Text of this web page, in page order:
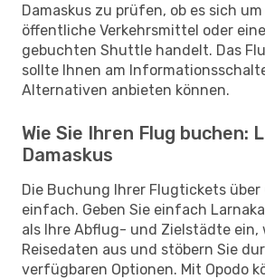
Damaskus zu prüfen, ob es sich um
öffentliche Verkehrsmittel oder
gebuchten Shuttle handelt. Das
sollte Ihnen am
Alternativen anbieten können.
Wie Sie Ihren Flug buchen:
Damaskus
Die Buchung Ihrer Flugtickets über
einfach. Geben Sie einfach
als Ihre Abflug- und Zielstädte ein,
Reisedaten aus und stöbern Sie
verfügbaren Optionen. Mit Opodo